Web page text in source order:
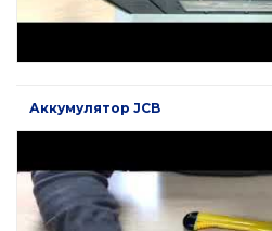
Аккумулятор JCB